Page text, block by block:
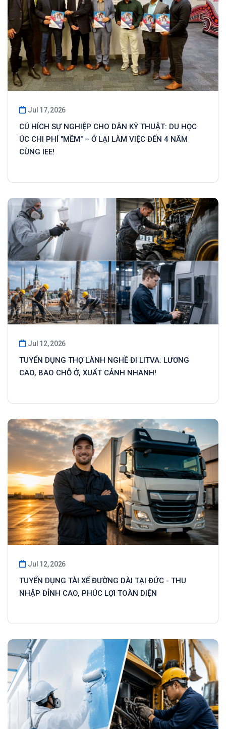
Jul 17, 2026
CÚ HÍCH SỰ NGHIỆP CHO DÂN KỸ THUẬT: DU HỌC
ÚC CHI PHÍ "MỀM" – Ở LẠI LÀM VIỆC ĐẾN 4 NĂM
CÙNG IEE!
Jul 12, 2026
TUYỂN DỤNG THỢ LÀNH NGHỀ ĐI LITVA: LƯƠNG
CAO, BAO CHỖ Ở, XUẤT CẢNH NHANH!
Jul 12, 2026
TUYỂN DỤNG TÀI XẾ ĐƯỜNG DÀI TẠI ĐỨC - THU
NHẬP ĐỈNH CAO, PHÚC LỢI TOÀN DIỆN